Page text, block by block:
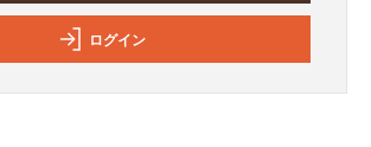
ログイン